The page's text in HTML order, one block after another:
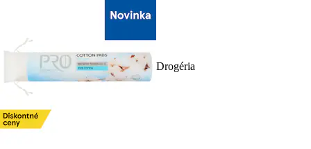
Drogéria